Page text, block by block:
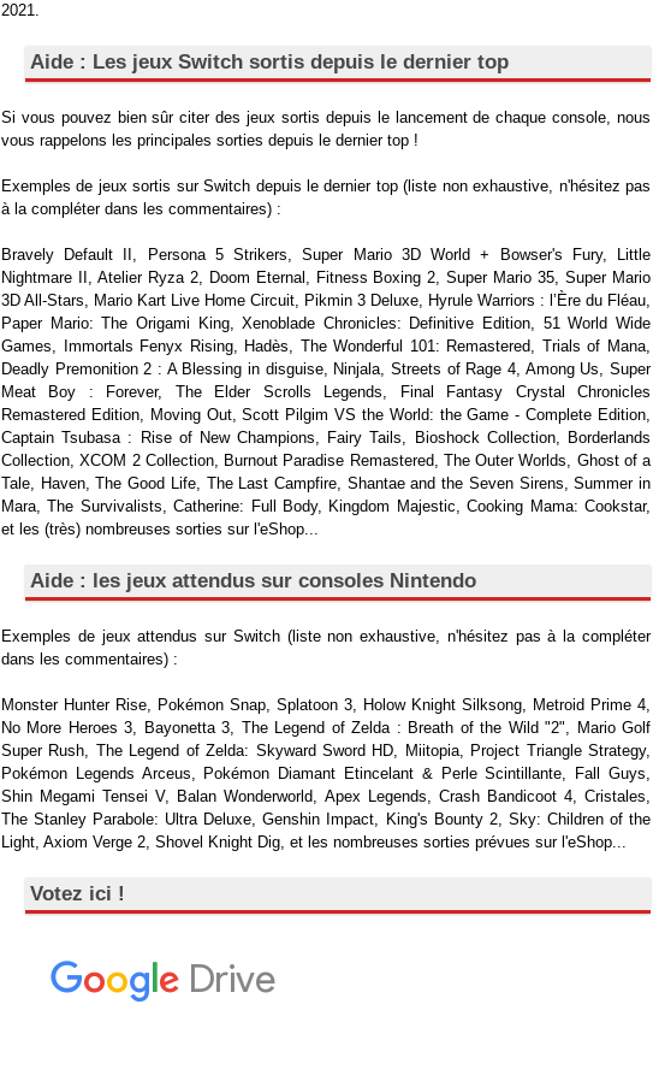
2021.
Aide : Les jeux Switch sortis depuis le dernier top
Si vous pouvez bien sûr citer des jeux sortis depuis le lancement de chaque console, nous
vous rappelons les principales sorties depuis le dernier top !
Exemples de jeux sortis sur Switch depuis le dernier top (liste non exhaustive, n'hésitez pas
à la compléter dans les commentaires) :
Bravely Default II, Persona 5 Strikers, Super Mario 3D World + Bowser's Fury, Little
Nightmare II, Atelier Ryza 2, Doom Eternal, Fitness Boxing 2, Super Mario 35, Super Mario
3D All-Stars, Mario Kart Live Home Circuit, Pikmin 3 Deluxe, Hyrule Warriors : l’Ère du Fléau,
Paper Mario: The Origami King, Xenoblade Chronicles: Definitive Edition, 51 World Wide
Games, Immortals Fenyx Rising, Hadès, The Wonderful 101: Remastered, Trials of Mana,
Deadly Premonition 2 : A Blessing in disguise, Ninjala, Streets of Rage 4, Among Us, Super
Meat Boy : Forever, The Elder Scrolls Legends, Final Fantasy Crystal Chronicles
Remastered Edition, Moving Out, Scott Pilgim VS the World: the Game - Complete Edition,
Captain Tsubasa : Rise of New Champions, Fairy Tails, Bioshock Collection, Borderlands
Collection, XCOM 2 Collection, Burnout Paradise Remastered, The Outer Worlds, Ghost of a
Tale, Haven, The Good Life, The Last Campfire, Shantae and the Seven Sirens, Summer in
Mara, The Survivalists, Catherine: Full Body, Kingdom Majestic, Cooking Mama: Cookstar,
et les (très) nombreuses sorties sur l'eShop...
Aide : les jeux attendus sur consoles Nintendo
Exemples de jeux attendus sur Switch (liste non exhaustive, n'hésitez pas à la compléter
dans les commentaires) :
Monster Hunter Rise, Pokémon Snap, Splatoon 3, Holow Knight Silksong, Metroid Prime 4,
No More Heroes 3, Bayonetta 3, The Legend of Zelda : Breath of the Wild "2", Mario Golf
Super Rush, The Legend of Zelda: Skyward Sword HD, Miitopia, Project Triangle Strategy,
Pokémon Legends Arceus, Pokémon Diamant Etincelant & Perle Scintillante, Fall Guys,
Shin Megami Tensei V, Balan Wonderworld, Apex Legends, Crash Bandicoot 4, Cristales,
The Stanley Parabole: Ultra Deluxe, Genshin Impact, King's Bounty 2, Sky: Children of the
Light, Axiom Verge 2, Shovel Knight Dig, et les nombreuses sorties prévues sur l'eShop...
Votez ici !